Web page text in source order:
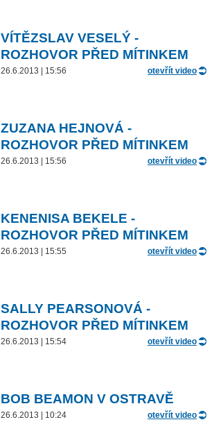
VÍTĚZSLAV VESELÝ -
ROZHOVOR PŘED MÍTINKEM
26.6.2013 | 15:56 otevřít video
ZUZANA HEJNOVÁ -
ROZHOVOR PŘED MÍTINKEM
26.6.2013 | 15:56 otevřít video
KENENISA BEKELE -
ROZHOVOR PŘED MÍTINKEM
26.6.2013 | 15:55 otevřít video
SALLY PEARSONOVÁ -
ROZHOVOR PŘED MÍTINKEM
26.6.2013 | 15:54 otevřít video
BOB BEAMON V OSTRAVĚ
26.6.2013 | 10:24 otevřít video